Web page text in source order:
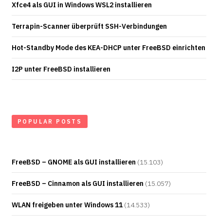
Xfce4 als GUI in Windows WSL2 installieren
Terrapin-Scanner überprüft SSH-Verbindungen
Hot-Standby Mode des KEA-DHCP unter FreeBSD einrichten
I2P unter FreeBSD installieren
POPULAR POSTS
FreeBSD – GNOME als GUI installieren (15.103)
FreeBSD – Cinnamon als GUI installieren (15.057)
WLAN freigeben unter Windows 11 (14.533)